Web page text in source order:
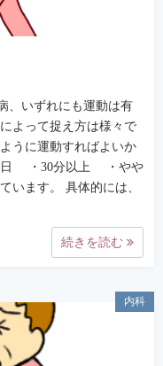
、いずれにも運動は有
よって捉え方は様々で
うに運動すればよいか
日 ・30分以上 ・やや
います。 具体的には、
続きを読む
内科